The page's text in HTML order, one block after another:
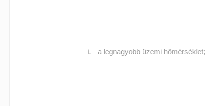
a legnagyobb üzemi hőmérséklet;